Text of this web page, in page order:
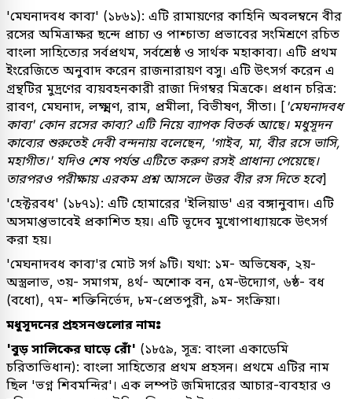
'মেঘনাদবধ কাব্য' (১৮৬১): এটি রামায়ণের কাহিনি অবলম্বনে বীর
রসের অমিত্রাক্ষর ছন্দে প্রাচ্য ও পাশ্চাত্য প্রভাবের সংমিশ্রণে রচিত
বাংলা সাহিত্যের সর্বপ্রথম, সর্বশ্রেষ্ঠ ও সার্থক মহাকাব্য। এটি প্রথম
ইংরেজিতে অনুবাদ করেন রাজনারায়ণ বসু। এটি উৎসর্গ করেন এ
গ্রন্থটির মুদ্রণের ব্যয়বহনকারী রাজা দিগম্বর মিত্রকে। প্রধান চরিত্র:
রাবণ, মেঘনাদ, লক্ষ্মণ, রাম, প্রমীলা, বিভীষণ, সীতা। [ 'মেঘনাদবধ
কাব্য' কোন রসের কাব্য? এটি নিয়ে ব্যাপক বিতর্ক আছে। মধুসূদন
কাব্যের শুরুতেই দেবী বন্দনায় বলেছেন, 'গাইব, মা, বীর রসে ভাসি,
মহাগীত।' যদিও শেষ পর্যন্ত এটিতে করুণ রসই প্রাধান্য পেয়েছে।
তারপরও পরীক্ষায় এরকম প্রশ্ন আসলে উত্তর বীর রস দিতে হবে]
'হেক্টরবধ' (১৮৭১): এটি হোমারের 'ইলিয়াড' এর বঙ্গানুবাদ। এটি
অসমাপ্তভাবেই প্রকাশিত হয়। এটি ভূদেব মুখোপাধ্যায়কে উৎসর্গ
করা হয়।
'মেঘনাদবধ কাব্য'র মোট সর্গ ৯টি। যথা: ১ম- অভিষেক, ২য়-
অস্ত্রলাভ, ৩য়- সমাগম, ৪র্থ- অশোক বন, ৫ম-উদ্যোগ, ৬ষ্ঠ- বধ
(বধো), ৭ম- শক্তিনির্ভেদ, ৮ম-প্রেতপুরী, ৯ম- সংক্রিয়া।
মধুসূদনের প্রহসনগুলোর নামঃ
'বুড় সালিকের ঘাড়ে রোঁ' (১৮৫৯, সূত্র: বাংলা একাডেমি
চরিতাভিধান): বাংলা সাহিত্যের প্রথম প্রহসন। প্রথমে এটির নাম
ছিল 'ভগ্ন শিবমন্দির'। এক লম্পট জমিদারের আচার-ব্যবহার ও